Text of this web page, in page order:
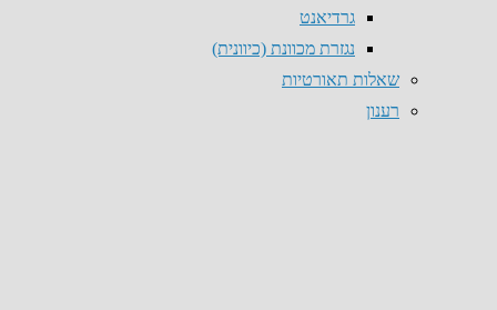
גרדיאנט
נגזרת מכוונת (כיוונית)
שאלות תאורטיות
רענון